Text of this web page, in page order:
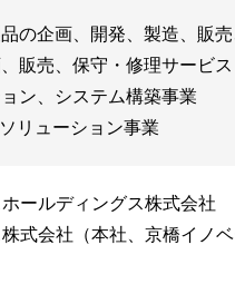
の企画、開発、製造、販
販売、保守・修理サービス
ン、システム構築事業
リューション事業
ールディングス株式会社
式会社（本社、京橋イノ